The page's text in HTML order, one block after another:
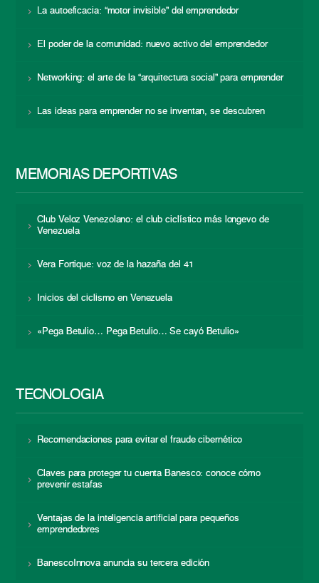
La autoeficacia: “motor invisible” del emprendedor
El poder de la comunidad: nuevo activo del emprendedor
Networking: el arte de la “arquitectura social” para emprender
Las ideas para emprender no se inventan, se descubren
MEMORIAS DEPORTIVAS
Club Veloz Venezolano: el club ciclístico más longevo de
Venezuela
Vera Fortique: voz de la hazaña del 41
Inicios del ciclismo en Venezuela
«Pega Betulio… Pega Betulio… Se cayó Betulio»
TECNOLOGÍA
Recomendaciones para evitar el fraude cibernético
Claves para proteger tu cuenta Banesco: conoce cómo
prevenir estafas
Ventajas de la inteligencia artificial para pequeños
emprendedores
BanescoInnova anuncia su tercera edición